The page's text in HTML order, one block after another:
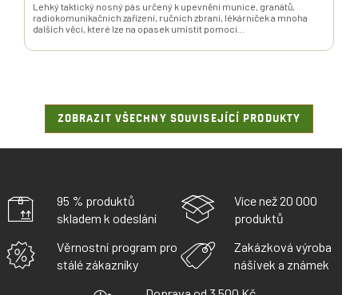
Lehký taktický nosný pás určený k upevnění munice, granátů,
radiokomunikačních zařízení, ručních zbraní, lékárniček a mnoha
dalších věcí, které lze na opasek umístit pomocí...
ZOBRAZIT VŠECHNY SOUVISEJÍCÍ PRODUKTY
95 % produktů
skladem k odeslání
Více než 20 000
produktů
Věrnostní program pro
stálé zákazníky
Zakázková výroba
nášivek a známek